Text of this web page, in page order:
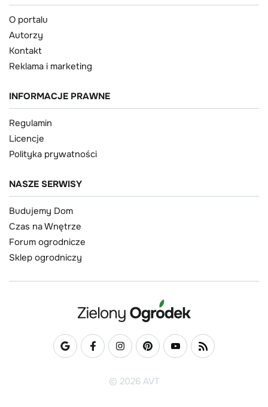
O portalu
Autorzy
Kontakt
Reklama i marketing
INFORMACJE PRAWNE
Regulamin
Licencje
Polityka prywatności
NASZE SERWISY
Budujemy Dom
Czas na Wnętrze
Forum ogrodnicze
Sklep ogrodniczy
© 2026 AVT